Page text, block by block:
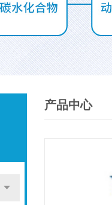
产品中心